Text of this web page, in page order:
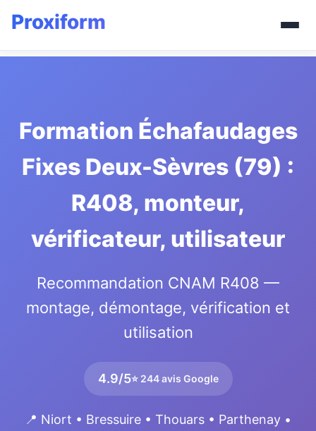
Formation Échafaudages
Fixes Deux-Sèvres (79) :
R408, monteur,
vérificateur, utilisateur
Recommandation CNAM R408 —
montage, démontage, vérification et
utilisation
4.9/5⭐ 244 avis Google
📍 Niort • Bressuire • Thouars • Parthenay •